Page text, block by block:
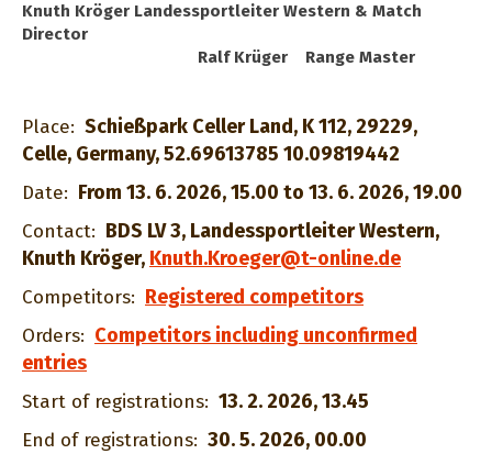
Knuth Kröger Landessportleiter Western & Match
Director
Ralf Krüger Range Master
Place: Schießpark Celler Land, K 112, 29229,
Celle, Germany, 52.69613785 10.09819442
Date: From 13. 6. 2026, 15.00 to 13. 6. 2026, 19.00
Contact: BDS LV 3, Landessportleiter Western,
Knuth Kröger, Knuth.Kroeger@t-online.de
Competitors: Registered competitors
Orders: Competitors including unconfirmed
entries
Start of registrations: 13. 2. 2026, 13.45
End of registrations: 30. 5. 2026, 00.00